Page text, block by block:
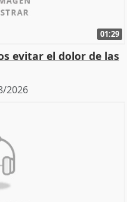
01:29
evitar el dolor de las
2026